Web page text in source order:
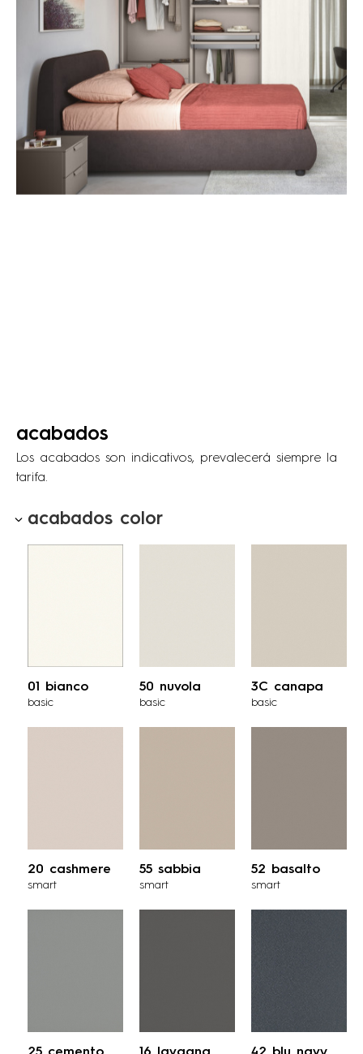
acabados
Los acabados son indicativos, prevalecerá siempre la
tarifa.
acabados color
01 bianco
basic
50 nuvola
basic
3C canapa
basic
20 cashmere
smart
55 sabbia
smart
52 basalto
smart